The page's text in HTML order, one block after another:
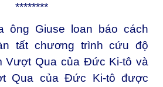
********
ông Giuse loan báo cách
tất chương trình cứu độ
Vượt Qua của Đức Ki-tô và
Qua của Đức Ki-tô được